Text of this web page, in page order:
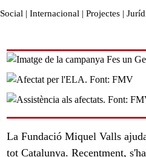
Social | Internacional | Projectes |
La Fundació Miquel Valls
tot Catalunya. Recentment,